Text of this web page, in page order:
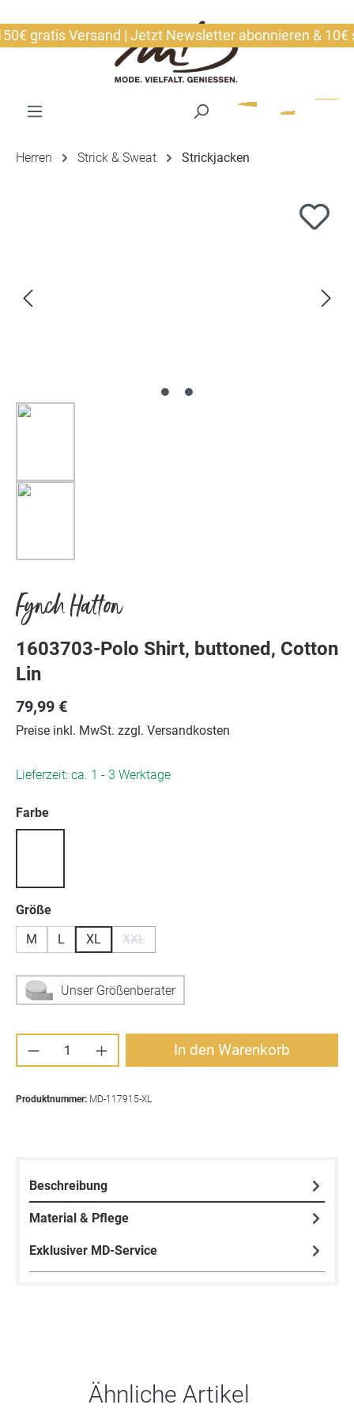
gratis Versand | Jetzt Newsletter abonnieren & 10€
Herren Strick & Sweat Strickjacken
Fynch Hatton
1603703-Polo Shirt, buttoned, Cotton
Lin
79,99 €
Preise inkl. MwSt. zzgl. Versandkosten
Lieferzeit: ca. 1 - 3 Werktage
Farbeauswählen
Größeauswählen
M
L XL XXL
Unser Größenberater
Produkt Anzahl: Gib den gewünschten
In den Warenkorb
Produktnummer: MD-117915-XL
Beschreibung
Material & Pflege
Exklusiver MD-Service
Ähnliche Artikel